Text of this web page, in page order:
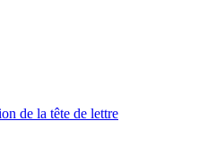
de la tête de lettre